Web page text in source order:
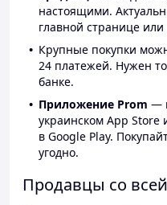
настоящими.
главной странице
Крупные покупки
24 платежей. Нужен
банке.
Приложение Prom —
украинском App Store
в Google Play.
угодно.
Продавцы со